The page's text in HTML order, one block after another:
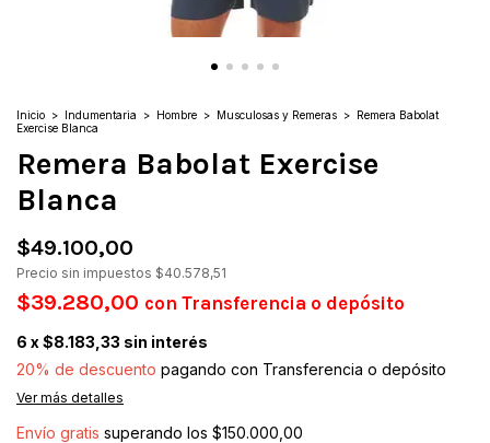
Inicio > Indumentaria > Hombre > Musculosas y Remeras > Remera Babolat
Exercise Blanca
Remera Babolat Exercise
Blanca
$49.100,00
Precio sin impuestos $40.578,51
$39.280,00 con Transferencia o depósito
6 x$8.183,33 sin interés
20% de descuento pagando con Transferencia o depósito
Ver más detalles
Envío gratis superando los $150.000,00